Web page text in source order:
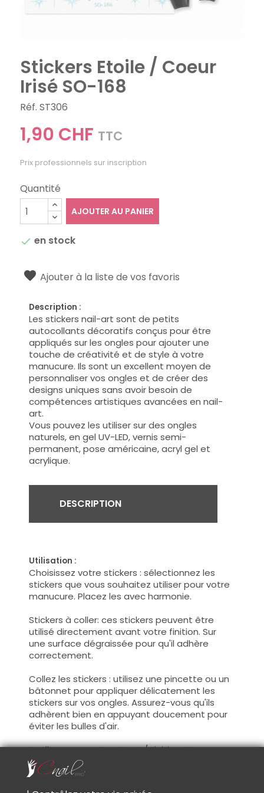
Stickers Etoile / Coeur
Irisé SO-168
Réf. ST306
1,90 CHF TTC
Prix professionnels sur inscription
Quantité
AJOUTER AU PANIER
 en stock
Ajouter à la liste de vos favoris
Description :
Les stickers nail-art sont de petits
autocollants décoratifs conçus pour être
appliqués sur les ongles pour ajouter une
touche de créativité et de style à votre
manucure. Ils sont un excellent moyen de
personnaliser vos ongles et de créer des
designs uniques sans avoir besoin de
compétences artistiques avancées en nail-
art.
Vous pouvez les utiliser sur des ongles
naturels, en gel UV-LED, vernis semi-
permanent, pose américaine, acryl gel et
acrylique.
DESCRIPTION
Utilisation :
Choisissez votre stickers : sélectionnez les
stickers que vous souhaitez utiliser pour votre
manucure. Placez les avec harmonie.
Stickers à coller: ces stickers peuvent être
utilisé directement avant votre finition. Sur
une surface dégraissée pour qu'il adhère
correctement.
Collez les stickers : utilisez une pincette ou un
bâtonnet pour appliquer délicatement les
stickers sur vos ongles. Assurez-vous qu'ils
adhèrent bien en appuyant doucement pour
éviter les bulles d'air.
Scellez avec un Top Coat / Finition : Pour
protéger les stickers et prolonger leur durée,
appliquez une couche de Top Coat sur